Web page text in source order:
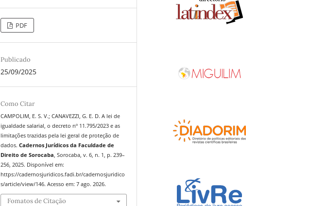
PDF
Publicado
25/09/2025
Como Citar
CAMPOLIM, E. S. V.; CANAVEZZI, G. E. D. A lei de
igualdade salarial, o decreto nº 11.795/2023 e as
limitações trazidas pela lei geral de proteção de
dados.Cadernos Jurídicos da Faculdade de
Direito de Sorocaba , Sorocaba, v. 6, n. 1, p. 239–
256, 2025. Disponível em:
https://cadernosjuridicos.fadi.br/cadernosjuridico
s/article/view/146. Acesso em: 7 ago. 2026.
Fomatos de Citação